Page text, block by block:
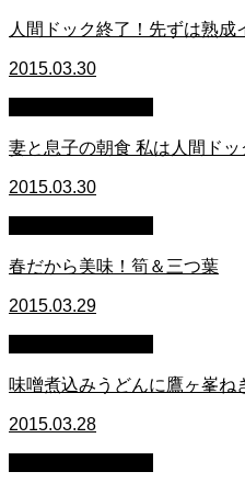
人間ドック終了！先ずは熟成
2015.03.30
妻と息子の朝食 私は人間ドッ
2015.03.30
春だから美味！筍＆三つ葉
2015.03.29
味噌煮込みうどんに鷹ヶ峯ね
2015.03.28